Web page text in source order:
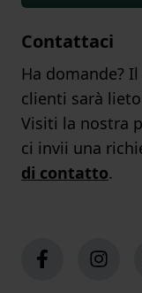
Contattaci
Ha domande?
clienti sarà
Visiti la nostra
ci invii una
di contatto.